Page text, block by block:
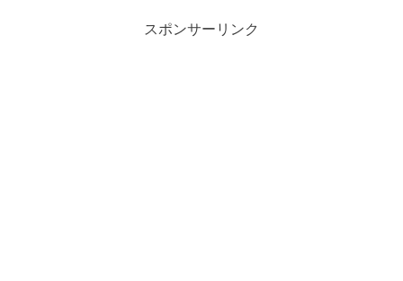
スポンサーリンク